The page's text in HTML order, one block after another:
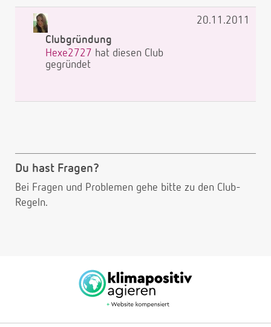
Clubgründung
Hexe2727 hat diesen Club
gegründet
20.11.2011
Du hast Fragen?
Bei Fragen und Problemen gehe bitte zu den Club-
Regeln.